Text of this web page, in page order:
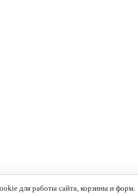
для работы сайта, корзины и форм.